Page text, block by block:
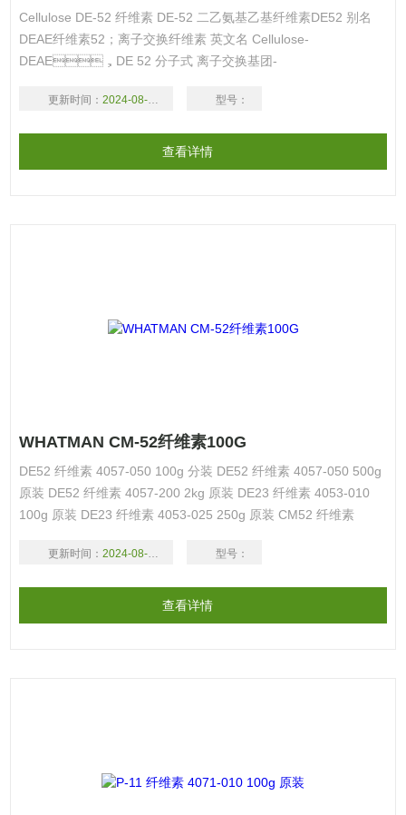
Cellulose DE-52 纤维素 DE-52 二乙氨基乙基纤维素DE52 别名
DEAE纤维素52；离子交换纤维素 英文名 Cellulose-
DEAE，DE 52 分子式 离子交换基团-
维素，为中等碱度阴离子交换剂。对高相对分子质量聚合电解质有
更新时间： 2024-08-17 型号：
查看详情
WHATMAN CM-52纤维素100G
DE52 纤维素 4057-050 100g 分装 DE52 纤维素 4057-050 500g
原装 DE52 纤维素 4057-200 2kg 原装 DE23 纤维素 4053-010
100g 原装 DE23 纤维素 4053-025 250g 原装 CM52 纤维素
纤维素 4037-200
更新时间： 2024-08-17 型号：
查看详情